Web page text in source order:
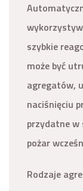
szybkie
może być
agregatów,
naciśnięciu
przydatne w
pożar
Rodzaje